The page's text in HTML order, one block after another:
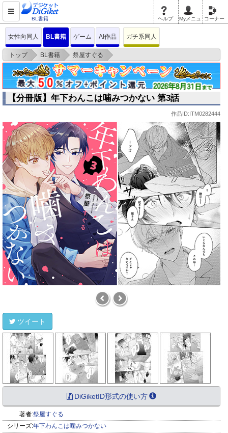
BL書籍 ヘルプ Myメニュ コーナー
女性向同人 BL書籍 ゲーム AI作品 ガチ系同人
トップ > BL書籍 > 祭屋すぐる
>
【分冊版】年下わんこは噛みつかない 第3話
【分冊版】年下わんこは噛みつかない 第3話
作品ID:ITM0282444
ツイート
DiGiketID形式の使い方
著者:祭屋すぐる
シリーズ:年下わんこは噛みつかない